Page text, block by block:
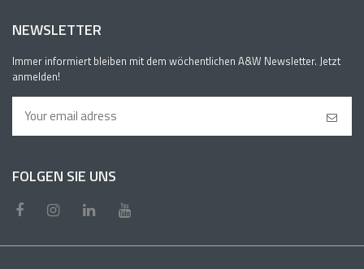
NEWSLETTER
Immer informiert bleiben mit dem wöchentlichen A&W Newsletter. Jetzt
anmelden!
FOLGEN SIE UNS